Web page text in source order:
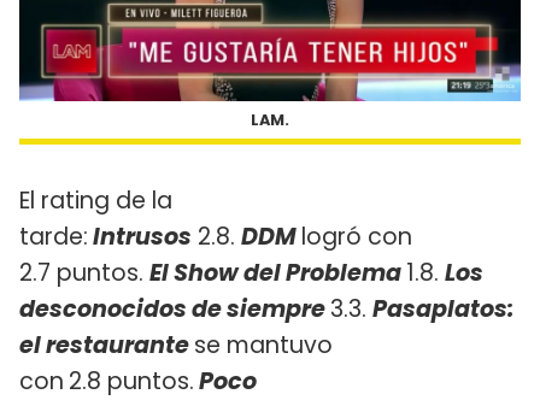
LAM.
El rating de la
tarde:Intrusos 2.8. DDMlogró con
2.7 puntos. El Show del Problema1.8. Los
desconocidos desiempre3.3. Pasaplatos:
el restaurantese mantuvo
con 2.8 puntos.Poco